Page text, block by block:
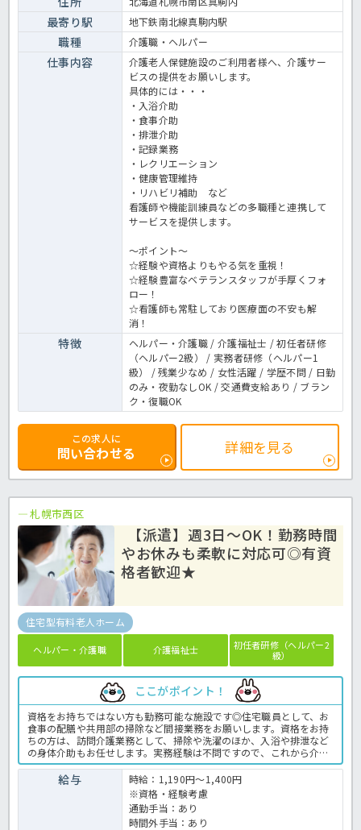
最寄り駅 地下鉄南北線真駒内駅
職種 介護職・ヘルパー
仕事内容
介護老人保健施設のご利用者様へ、介護サー
ビスの提供をお願いします。
具体的には・・・
・入浴介助
・食事介助
・排泄介助
・記録業務
・レクリエーション
・健康管理維持
・リハビリ補助 など
看護師や機能訓練員などの多職種と連携して
サービスを提供します。
～ポイント～
☆経験や資格よりもやる気を重視！
☆経験豊富なベテランスタッフが手厚くフォ
ロー！
☆看護師も常駐しており医療面の不安も解
消！
特徴
ヘルパー・介護職 / 介護福祉士 / 初任者研修
（ヘルパー2級） / 実務者研修（ヘルパー1
級） / 残業少なめ / 女性活躍 / 学歴不問 / 日勤
のみ・夜勤なしOK / 交通費支給あり / ブラン
ク・復職OK
この求人に
問い合わせる 詳細を見る
札幌市西区
【派遣】週3日～OK！勤務時間
やお休みも柔軟に対応可◎有資
格者歓迎★
住宅型有料老人ホーム
ヘルパー・介護職 介護福祉士
初任者研修（ヘルパー2
級）
ここがポイント！
資格をお持ちではない方も勤務可能な施設です◎住宅職員として、お
食事の配膳や共用部の掃除など間接業務をお願いします。資格をお持
ちの方は、訪問介護業務として、掃除や洗濯のほか、入浴や排泄など
の身体介助もお任せします。実務経験は不問ですので、これから介護
職として頑張っていきたい方、資格を活かして活躍したい方におスス
メの求人です★ご興味がございましたら、お気軽にほっ介護までお問
い合わせください！有料老人ホームでの介護業務全般です。 ＜介護
職 派遣 有料老人ホームの求人＞
給与
時給：1,190円～1,400円
※資格・経験考慮
通勤手当：あり
時間外手当：あり